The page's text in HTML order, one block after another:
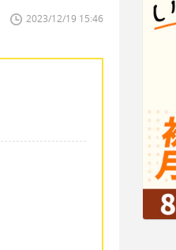
2023/12/19 15:46